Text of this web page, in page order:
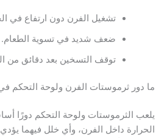
تشغيل الفرن دون ارتفاع في
ضعف شديد في تسوية الطعام.
توقف التسخين بعد دقائق من
ما دور ثرموستات الفرن ولوحة التحكم
يلعب الثرموستات ولوحة التحكم دورًا
الحرارة داخل الفرن، وأي خلل فيهما